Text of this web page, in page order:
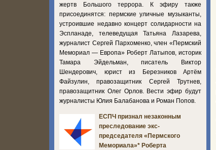
жертв Большого террора. К эфиру также
присоединятся: пермские уличные музыканты,
устроившие недавно концерт солидарности на
Эспланаде, телеведущая Татьяна Лазарева,
журналист Сергей Пархоменко, член «Пермский
Мемориал — Европа» Роберт Латыпов, историк
Тамара Эйдельман, писатель Виктор
Шендерович, юрист из Березников Артём
Файзулин, правозащитник Сергей Трутнев,
правозащитник Олег Орлов. Вести эфир будут
журналисты Юлия Балабанова и Роман Попов.
ЕСПЧ признал незаконным
преследование экс-
председателя «Пермского
Мемориала»* Роберта